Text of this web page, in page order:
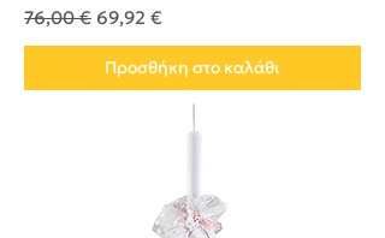
Κανονική τιμή
76,00 € Τιμή Έκπτωσης
69,92 €
Προσθήκη στο καλάθι